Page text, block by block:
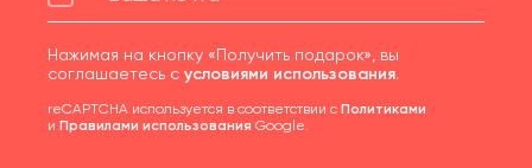
Нажимая на кнопку «Получить подарок», вы
соглашаетесь с условиями использования.
reCAPTCHA используется в соответствии с Политиками
и Правилами использования Google.